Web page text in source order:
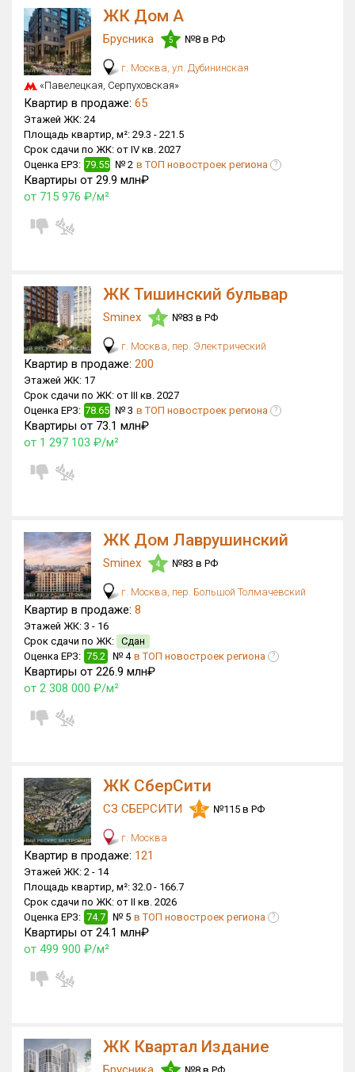
Только новые
Оценка ЕРЗ ЖК
от
Рейтинг ЕРЗ
Найдено:
Блокированных домов
Домов с апартаментами
Поселков таунхаусов
Многоквартирных домов
Блокированных домов
Квартир, апартаментов,
блоков в БД
56 039 из 56 039
ЖК Дом А
Брусника 5 №8 в РФ
г. Москва, ул. Дубининская
«Павелецкая, Серпуховская»
Квартир в продаже: 65
Этажей ЖК: 24
Площадь квартир, м²: 29.3 - 221.5
Срок сдачи по ЖК: от IV кв. 2027
Оценка ЕРЗ: 79.55 № 2 в ТОП новостроек региона ?
Квартиры от 29.9 млн₽
от 715 976 ₽/м²
ЖК Тишинский бульвар
Sminex 4 №83 в РФ
г. Москва, пер. Электрический
Квартир в продаже: 200
Этажей ЖК: 17
Срок сдачи по ЖК: от III кв. 2027
Оценка ЕРЗ: 78.65 № 3 в ТОП новостроек региона ?
Квартиры от 73.1 млн₽
от 1 297 103 ₽/м²
ЖК Дом Лаврушинский
Sminex 4 №83 в РФ
г. Москва, пер. Большой Толмачевский
Квартир в продаже: 8
Этажей ЖК: 3 - 16
Срок сдачи по ЖК: Сдан
Оценка ЕРЗ: 75.2 № 4 в ТОП новостроек региона ?
Квартиры от 226.9 млн₽
от 2 308 000 ₽/м²
ЖК СберСити
СЗ СБЕРСИТИ 3.5 №115 в РФ
г. Москва
Квартир в продаже: 121
Этажей ЖК: 2 - 14
Площадь квартир, м²: 32.0 - 166.7
Срок сдачи по ЖК: от II кв. 2026
Оценка ЕРЗ: 74.7 № 5 в ТОП новостроек региона ?
Квартиры от 24.1 млн₽
от 499 900 ₽/м²
ЖК Квартал Издание